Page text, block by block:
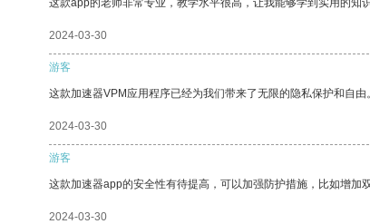
这款app的老师非常专业，教学水平很高，让我能够学到实用的知识
2024-03-30
游客
这款加速器VPM应用程序已经为我们带来了无限的隐私保护和自由。
2024-03-30
游客
这款加速器app的安全性有待提高，可以加强防护措施，比如增加双
2024-03-30